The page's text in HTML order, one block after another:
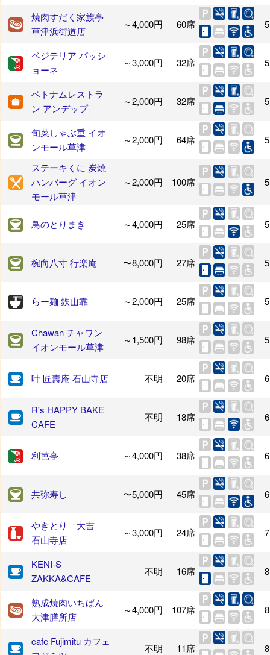
焼肉すだく家族亭
草津浜街道店
～4,000円 60席
ベジテリア パッシ
ョーネ
～3,000円 32席
ベトナムレストラ
ン アンデップ
～2,000円 32席
旬菜しゃぶ重 イオ
ンモール草津
～2,000円 64席
ステーキくに 炭焼
ハンバーグ イオン
モール草津
～2,000円 100席
鳥のとりまき ～4,000円 25席
椀向八寸 行楽庵 〜8,000円 27席
らー麺 鉄山靠 ～2,000円 25席
Chawan チャワン
イオンモール草津
～1,500円 98席
叶 匠壽庵 石山寺店 不明 20席
R's HAPPY BAKE
CAFE
不明 18席
利芭亭 ～4,000円 38席
共弥寿し 〜5,000円 45席
やきとり 大吉
石山寺店
～3,000円 24席
KENI-S
ZAKKA&CAFE
不明 16席
熟成焼肉いちばん
大津膳所店
～4,000円 107席
cafe Fujimitu カフェ
不明 11席